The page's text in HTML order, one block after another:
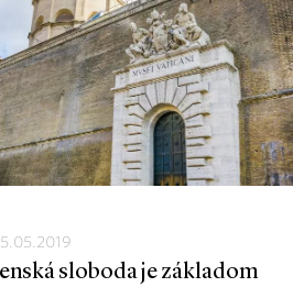
sloboda je základom